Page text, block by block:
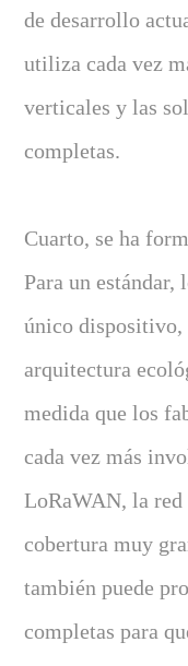
de desarrollo
utiliza cada vez
verticales y las
completas.
Cuarto, se ha
Para un estándar,
único dispositivo,
arquitectura
medida que los
cada vez más
LoRaWAN, la
cobertura muy
también puede
completas para